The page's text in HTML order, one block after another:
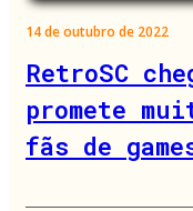
14 de outubro de 2022
RetroSC
promete
fãs de